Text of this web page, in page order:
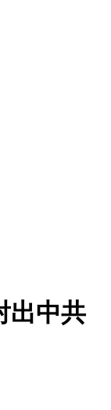
出中共